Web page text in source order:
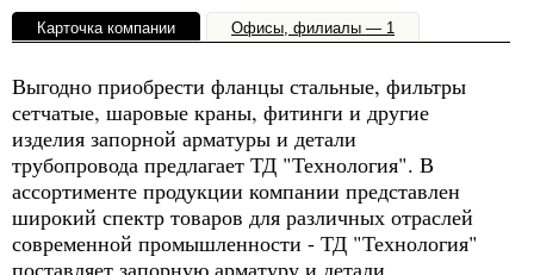
Карточка компании Офисы, филиалы — 1
Выгодно приобрести фланцы стальные, фильтры
сетчатые, шаровые краны, фитинги и другие
изделия запорной арматуры и детали
трубопровода предлагает ТД "Технология". В
ассортименте продукции компании представлен
широкий спектр товаров для различных отраслей
современной промышленности - ТД "Технология"
поставляет запорную арматуру и детали